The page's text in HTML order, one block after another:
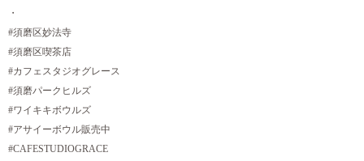
・
#須磨区妙法寺
#須磨区喫茶店
#カフェスタジオグレース
#須磨パークヒルズ
#ワイキキボウルズ
#アサイーボウル販売中
#CAFESTUDIOGRACE